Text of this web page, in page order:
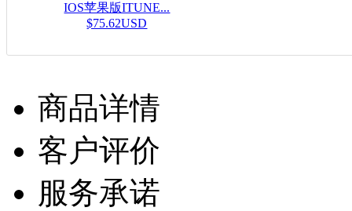
IOS苹果版ITUNE...
$75.62USD
商品详情
客户评价
服务承诺